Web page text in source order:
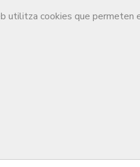
utilitza cookies que permeten
Guardonat